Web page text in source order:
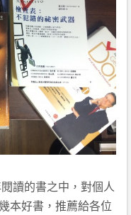
讀的書之中，對個人
本好書，推薦給各位